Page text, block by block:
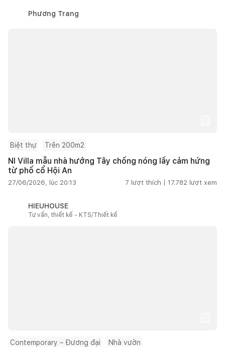
Phương Trang
Biệt thự Trên 200m2
NI Villa mẫu nhà hướng Tây chống nóng lấy cảm hứng
từ phố cổ Hội An
27/06/2026, lúc 20:13 7 lượt thích | 17.782 lượt xem
HIEUHOUSE
Tư vấn, thiết kế - KTS/Thiết kế
Contemporary – Đương đại Nhà vườn